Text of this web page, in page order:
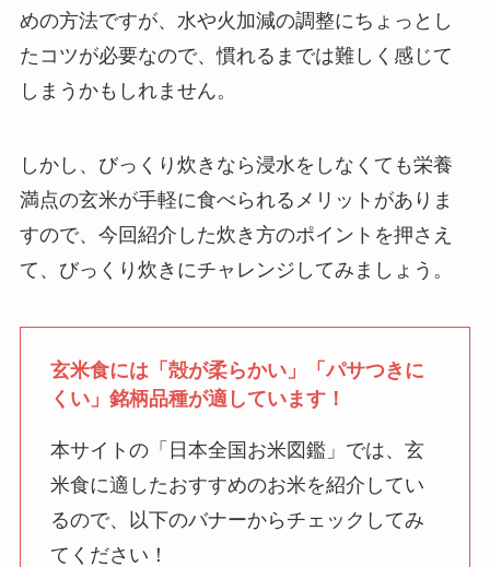
めの方法ですが、水や火加減の調整にちょっとし
たコツが必要なので、慣れるまでは難しく感じて
しまうかもしれません。
しかし、びっくり炊きなら浸水をしなくても栄養
満点の玄米が手軽に食べられるメリットがありま
すので、今回紹介した炊き方のポイントを押さえ
て、びっくり炊きにチャレンジしてみましょう。
玄米食には「殻が柔らかい」「パサつきに
くい」銘柄品種が適しています！
本サイトの「日本全国お米図鑑」では、玄
米食に適したおすすめのお米を紹介してい
るので、以下のバナーからチェックしてみ
てください！